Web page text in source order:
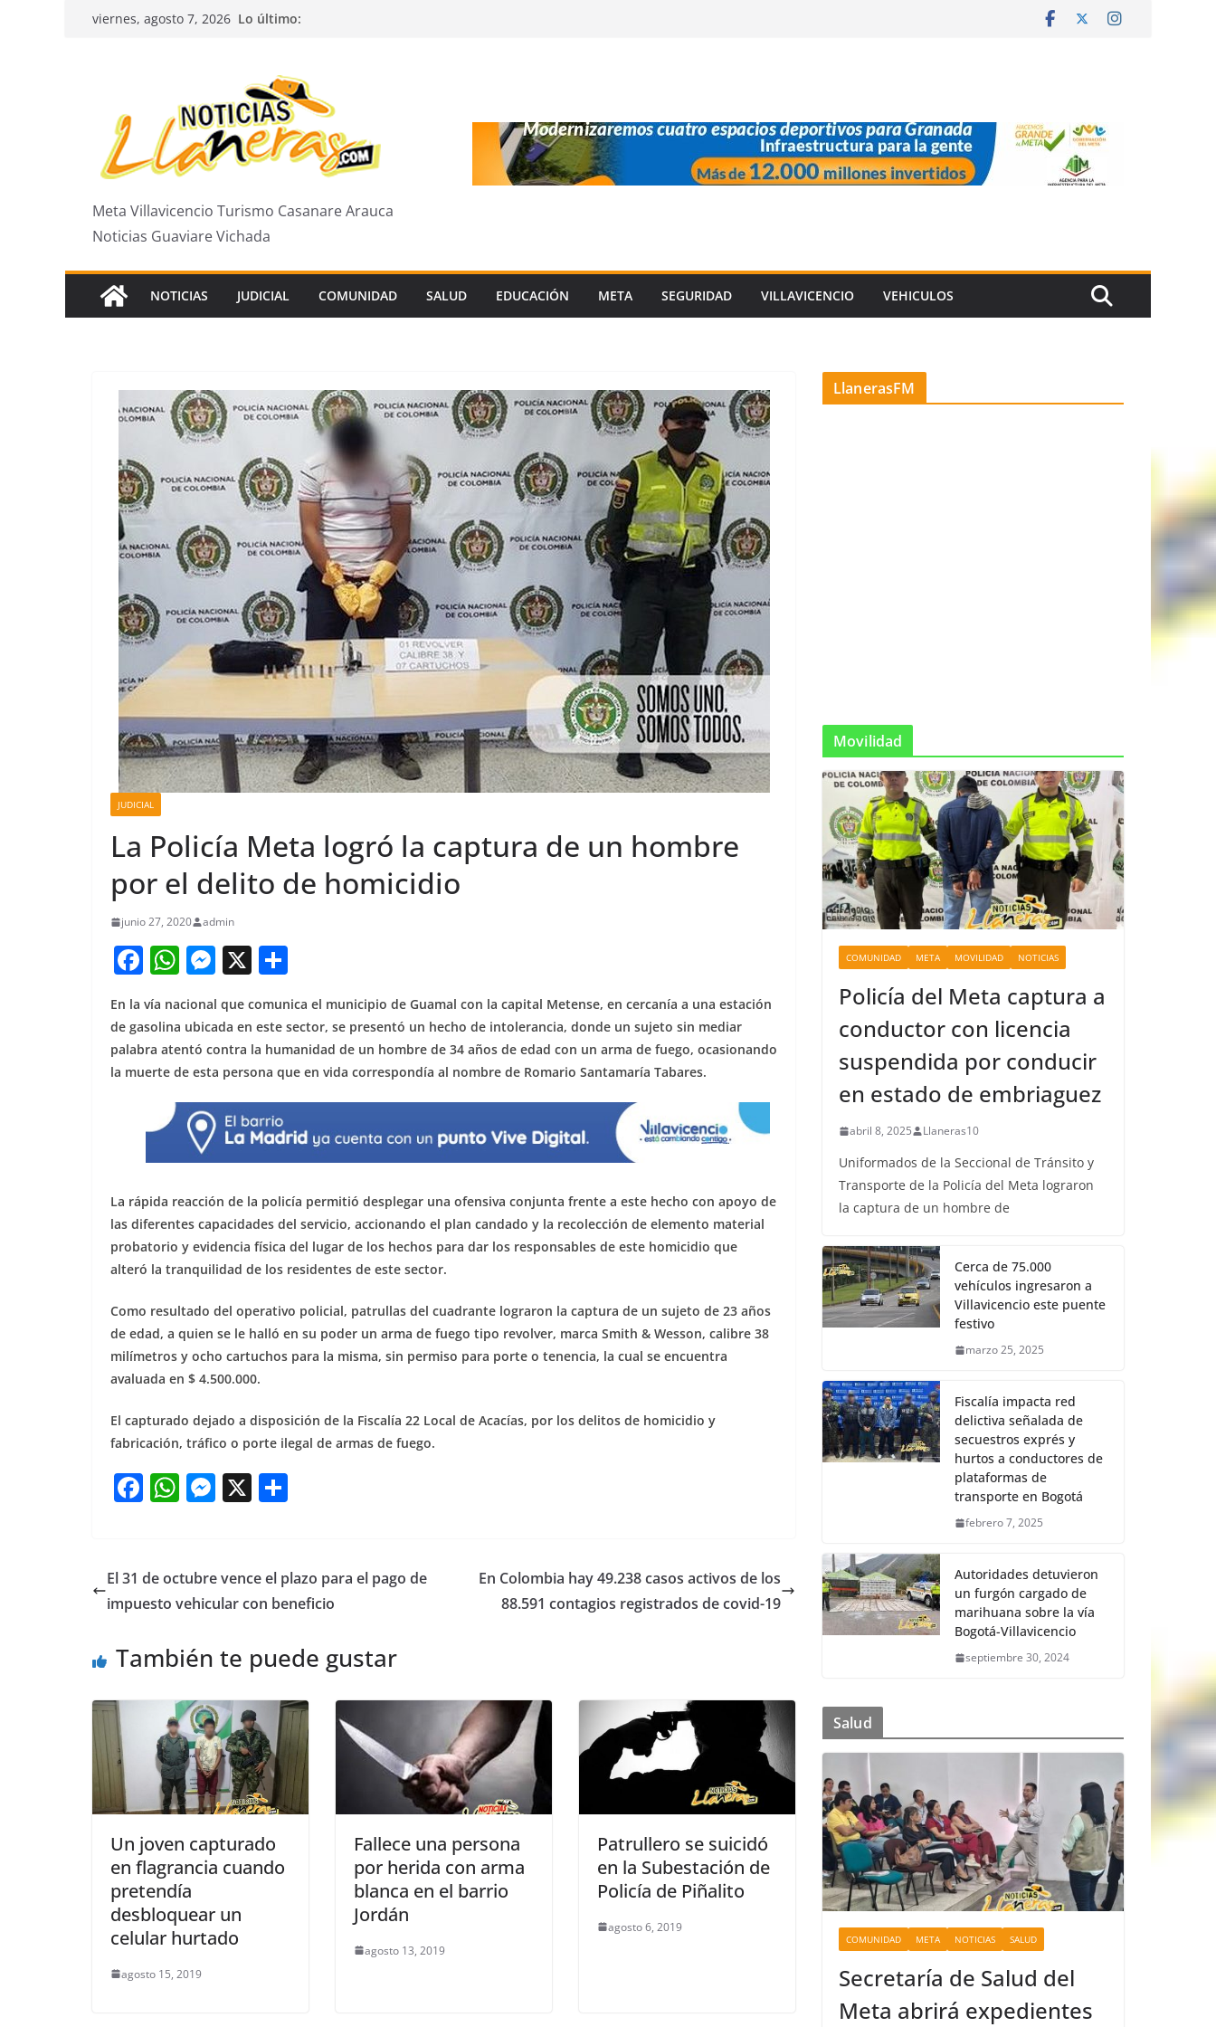
Saltarviernes, agosto 7, 2026 Lo último:
Meta Villavicencio Turismo Casanare Arauca
Noticias Guaviare Vichada
NOTICIAS JUDICIAL COMUNIDAD SALUD EDUCACIÓN META SEGURIDAD VILLAVICENCIO VEHICULOS
JUDICIAL
La Policía Meta logró la captura de un hombre
por el delito de homicidio
junio 27, 2020 admin
F
a
c
e
b
o
k
W
h
at
s
A
p
p
M
e
ss
e
n
g
er
X
h
ar
e
En la vía nacional que comunica el municipio de Guamal con la capital Metense, en cercanía a una estación
de gasolina ubicada en este sector, se presentó un hecho de intolerancia, donde un sujeto sin mediar
palabra atentó contra la humanidad de un hombre de 34 años de edad con un arma de fuego, ocasionando
la muerte de esta persona que en vida correspondía al nombre de Romario Santamaría Tabares.
La rápida reacción de la policía permitió desplegar una ofensiva conjunta frente a este hecho con apoyo de
las diferentes capacidades del servicio, accionando el plan candado y la recolección de elemento material
probatorio y evidencia física del lugar de los hechos para dar los responsables de este homicidio que
alteró la tranquilidad de los residentes de este sector.
Como resultado del operativo policial, patrullas del cuadrante lograron la captura de un sujeto de 23 años
de edad, a quien se le halló en su poder un arma de fuego tipo revolver, marca Smith & Wesson, calibre 38
milímetros y ocho cartuchos para la misma, sin permiso para porte o tenencia, la cual se encuentra
avaluada en $ 4.500.000.
El capturado dejado a disposición de la Fiscalía 22 Local de Acacías, por los delitos de homicidio y
fabricación, tráfico o porte ilegal de armas de fuego.
F
e
b
o
k
W
s
A
p
M
e
n
er
X
e
El 31 de octubre vence el plazo para el pago de
impuesto vehicular con beneficio
En Colombia hay 49.238 casos activos de los
88.591 contagios registrados de covid-19
También te puede gustar
Un joven capturado
en flagrancia cuando
pretendía
desbloquear un
celular hurtado
agosto 15, 2019
Fallece una persona
por herida con arma
blanca en el barrio
Jordán
agosto 13, 2019
Patrullero se suicidó
en la Subestación de
Policía de Piñalito
agosto 6, 2019
LlanerasFM
Movilidad
COMUNIDAD META MOVILIDAD NOTICIAS
Policía del Meta captura a
conductor con licencia
suspendida por conducir
en estado de embriaguez
abril 8, 2025 Llaneras10
Uniformados de la Seccional de Tránsito y
Transporte de la Policía del Meta lograron
la captura de un hombre de
Cerca de 75.000
vehículos ingresaron a
Villavicencio este puente
festivo
marzo 25, 2025
Fiscalía impacta red
delictiva señalada de
secuestros exprés y
hurtos a conductores de
plataformas de
transporte en Bogotá
febrero 7, 2025
Autoridades detuvieron
un furgón cargado de
marihuana sobre la vía
Bogotá-Villavicencio
septiembre 30, 2024
Salud
COMUNIDAD META NOTICIAS SALUD
Secretaría de Salud del
Meta abrirá expedientes